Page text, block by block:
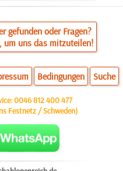
gefunden oder Fragen?
um uns das mitzuteilen!
Bedingungen Suche
0046 812 400 477
Festnetz / Schweden)